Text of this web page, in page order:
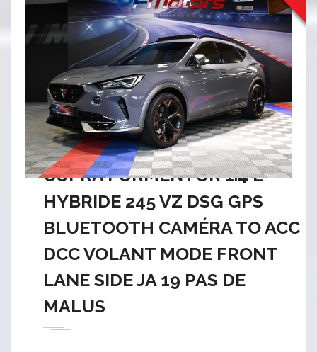
CUPRA FORMENTOR 1.4 E
HYBRIDE 245 VZ DSG GPS
BLUETOOTH CAMÉRA TO ACC
DCC VOLANT MODE FRONT
LANE SIDE JA 19 PAS DE
MALUS